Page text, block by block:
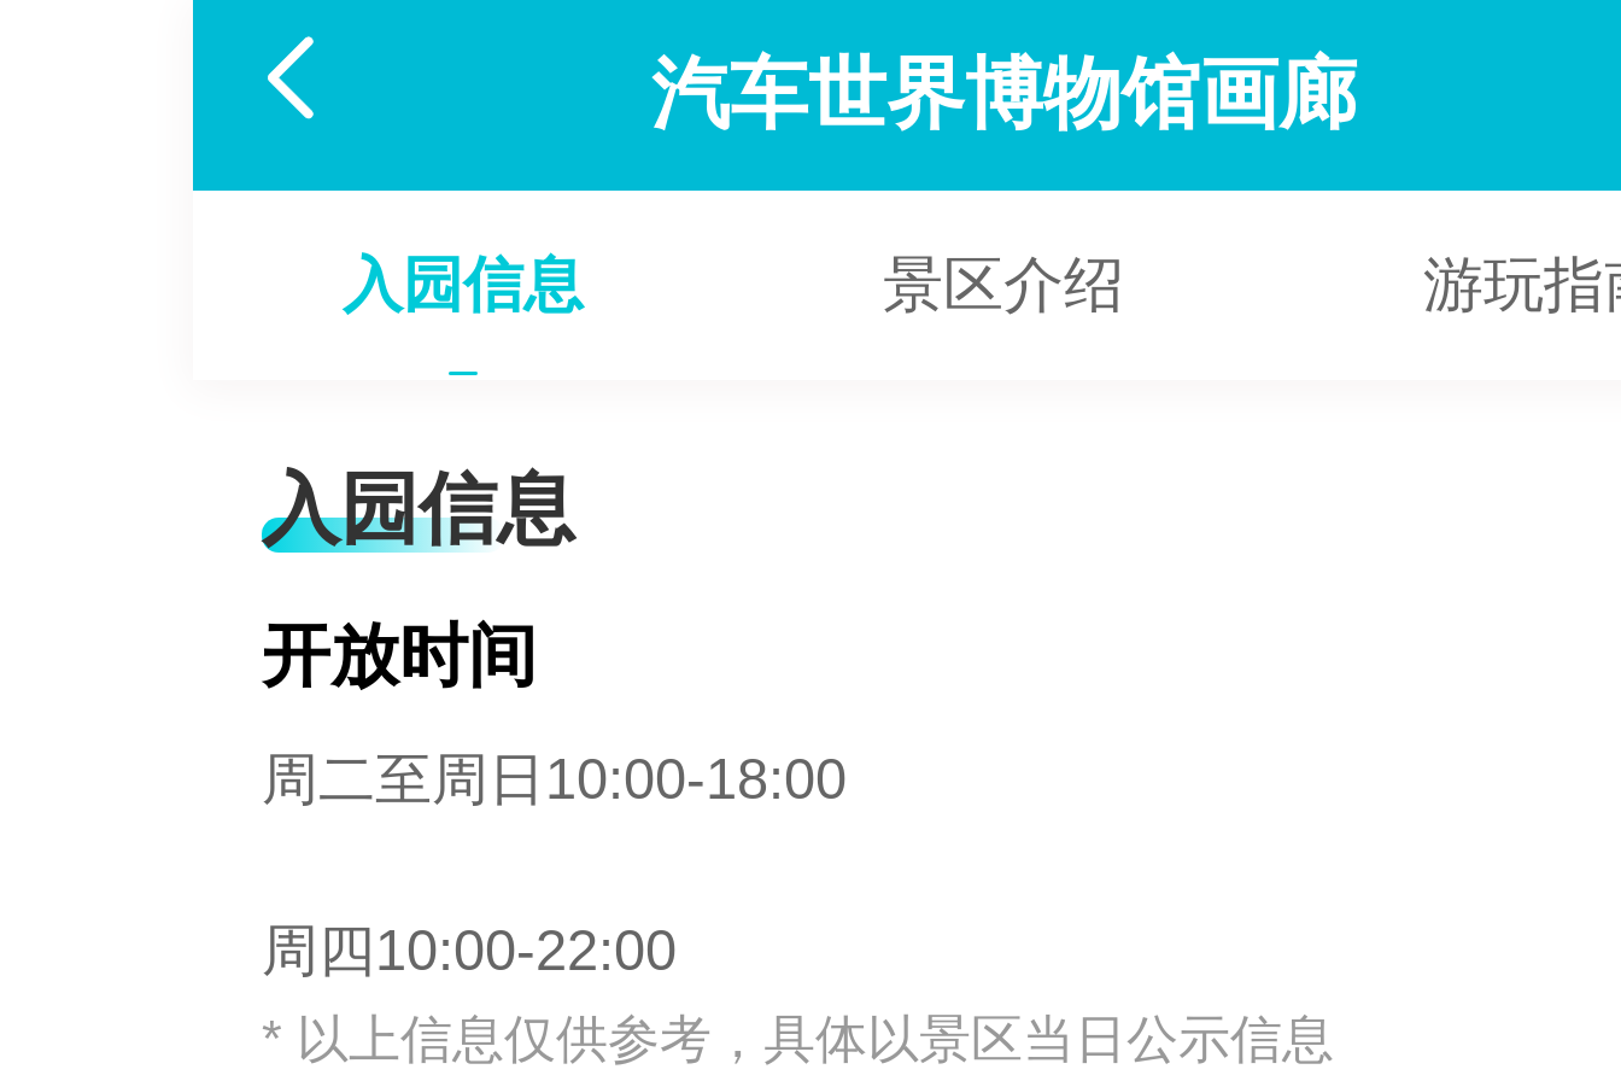
 汽车世界博物馆画廊
入园信息 景区介绍 游玩指
入园信息
开放时间
周二至周日10:00-18:00
周四10:00-22:00
* 以上信息仅供参考，具体以景区当日公示信息